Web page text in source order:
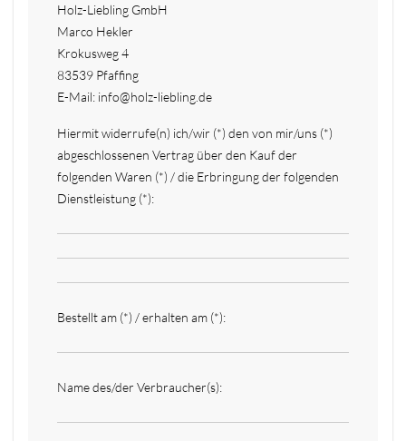
Holz-Liebling GmbH
Marco Hekler
Krokusweg 4
83539 Pfaffing
E-Mail: info@holz-liebling.de
Hiermit widerrufe(n) ich/wir (*) den von mir/uns (*)
abgeschlossenen Vertrag über den Kauf der
folgenden Waren (*) / die Erbringung der folgenden
Dienstleistung (*):
Bestellt am (*) / erhalten am (*):
Name des/der Verbraucher(s):